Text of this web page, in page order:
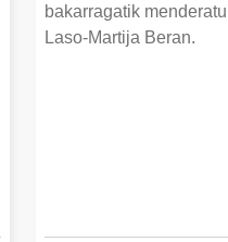
bakarragatik
Laso-Martija Beran.